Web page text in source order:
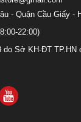
BIOS tự phục
Cuối cùng
một nắp máy ảnh
- Quận Cầu Giấy -
22:00)
do Sở KH-ĐT TP.HN